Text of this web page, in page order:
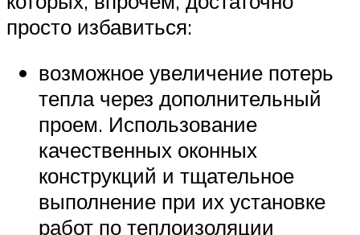
просто избавиться:
возможное увеличение потерь
тепла через дополнительный
проем. Использование
качественных оконных
конструкций и тщательное
выполнение при их установке
работ по теплоизоляции